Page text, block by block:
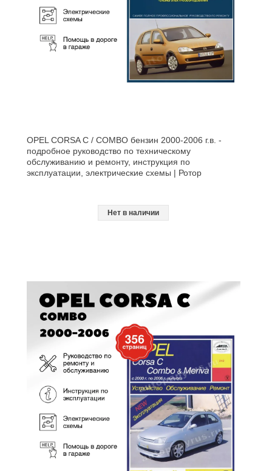
OPEL CORSA C / COMBO бензин 2000-2006 г.в. -
подробное руководство по техническому
обслуживанию и ремонту, инструкция по
эксплуатации, электрические схемы | Ротор
Нет в наличии